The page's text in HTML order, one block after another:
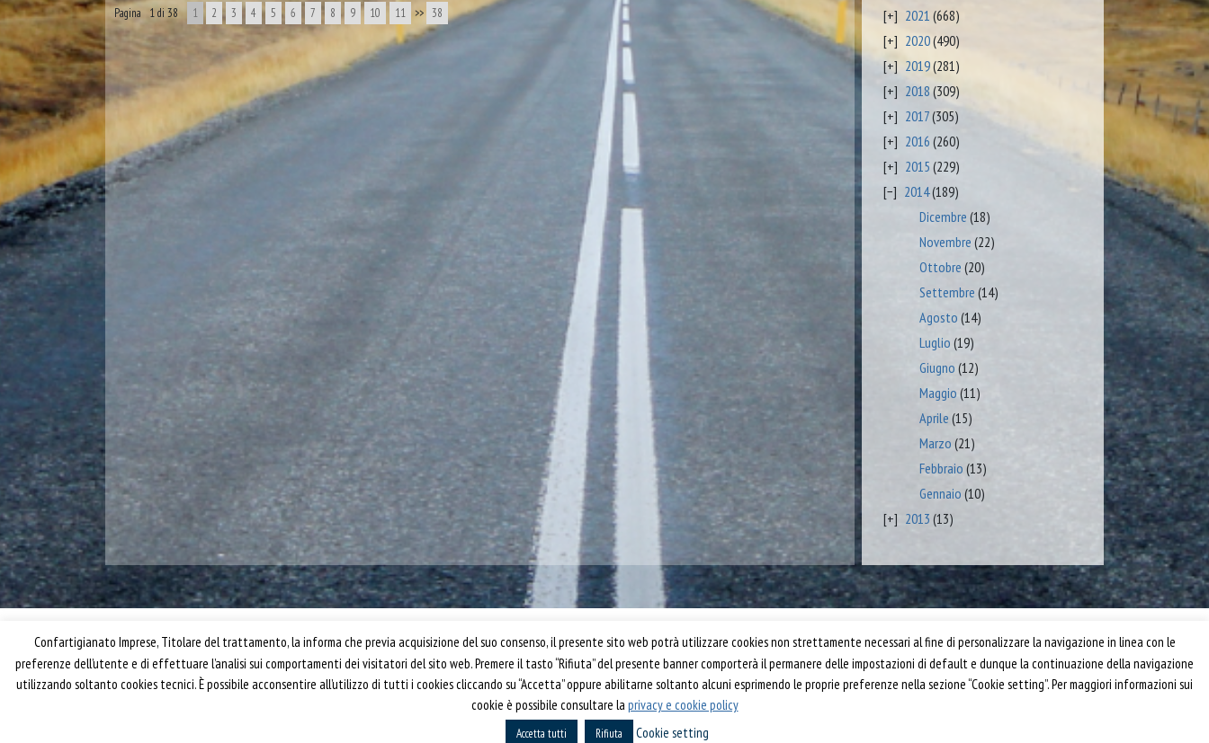
Pagina 1 di 38 1 2 3 4 5 6 7 8 9 10 11 >> 38
2021 (668)
2020(490)
2019(281)
2018 (309)
2017(305)
2016 (260)
2015 (229)
2014(189)
Dicembre (18)
Novembre (22)
Ottobre (20)
Settembre (14)
Agosto (14)
Luglio (19)
Giugno (12)
Maggio (11)
Aprile (15)
Marzo (21)
Febbraio (13)
Gennaio (10)
2013 (13)
Confartigianato Trasporti
Via S. Giovanni in Laterano, 152 | 00184 Roma
T: 06 70374.275
trasporti@confartigianato.it
confartigianatotrasporti@pec.it
Privacy e Cookie Policy
Informativa
Riferimenti
Confartigianato Imprese, Titolare del trattamento, la informa che previa acquisizione del suo consenso, il presente sito web potrà utilizzare cookies non strettamente necessari al fine di personalizzare la navigazione in linea con le
preferenze dell’utente e di effettuare l’analisi sui comportamenti dei visitatori del sito web. Premere il tasto “Rifiuta” del presente banner comporterà il permanere delle impostazioni di default e dunque la continuazione della navigazione
utilizzando soltanto cookies tecnici. È possibile acconsentire all’utilizzo di tutti i cookies cliccando su “Accetta” oppure abilitarne soltanto alcuni esprimendo le proprie preferenze nella sezione “Cookie setting”. Per maggiori informazioni sui
cookie è possibile consultare la privacy e cookie policy
Accetta tutti Rifiuta Cookie setting